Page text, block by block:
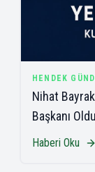
HENDEK
Nihat
Başkanı Oldu
Haberi Oku